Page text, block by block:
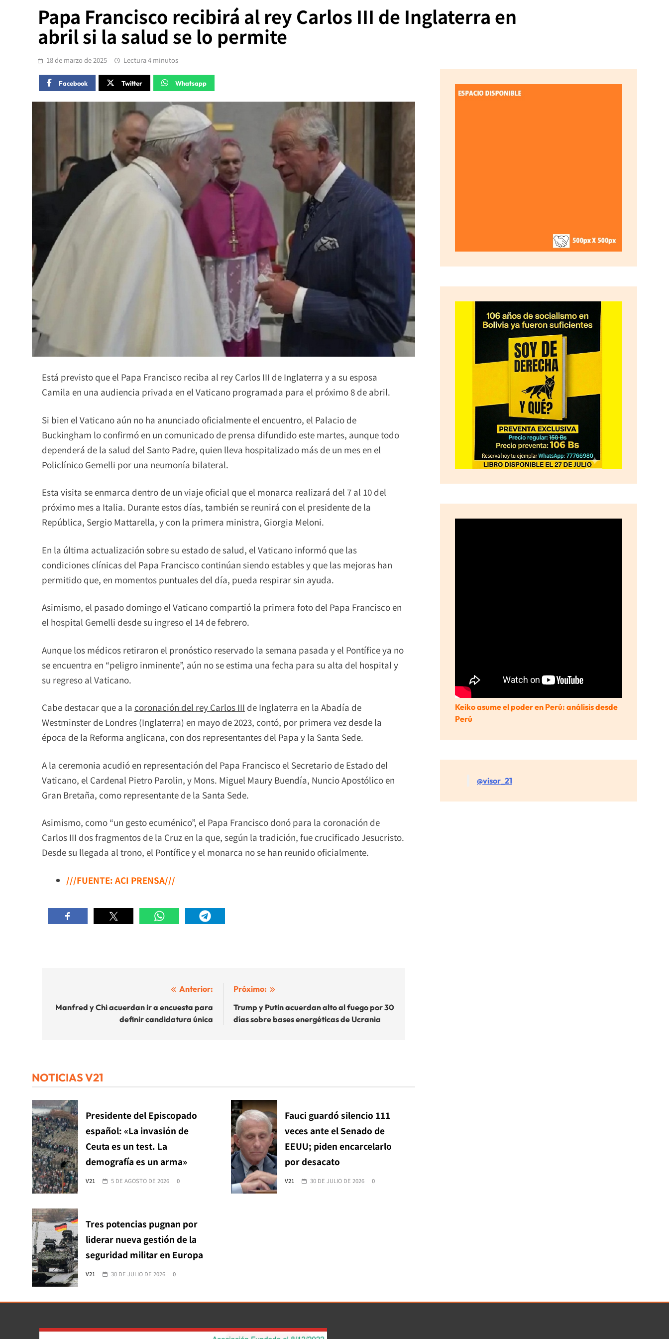
Papa Francisco recibirá al rey Carlos III de Inglaterra en
abril si la salud se lo permite
18 de marzo de 2025 Lectura 4 minutos
Facebook Twitter Whatsapp
Está previsto que el Papa Francisco reciba al rey Carlos III de Inglaterra y a su esposa
Camila en una audiencia privada en el Vaticano programada para el próximo 8 de abril.
Si bien el Vaticano aún no ha anunciado oficialmente el encuentro, el Palacio de
Buckingham lo confirmó en un comunicado de prensa difundido este martes, aunque todo
dependerá de la salud del Santo Padre, quien lleva hospitalizado más de un mes en el
Policlínico Gemelli por una neumonía bilateral.
Esta visita se enmarca dentro de un viaje oficial que el monarca realizará del 7 al 10 del
próximo mes a Italia. Durante estos días, también se reunirá con el presidente de la
República, Sergio Mattarella, y con la primera ministra, Giorgia Meloni.
En la última actualización sobre su estado de salud, el Vaticano informó que las
condiciones clínicas del Papa Francisco continúan siendo estables y que las mejoras han
permitido que, en momentos puntuales del día, pueda respirar sin ayuda.
Asimismo, el pasado domingo el Vaticano compartió la primera foto del Papa Francisco en
el hospital Gemelli desde su ingreso el 14 de febrero.
Aunque los médicos retiraron el pronóstico reservado la semana pasada y el Pontífice ya no
se encuentra en “peligro inminente”, aún no se estima una fecha para su alta del hospital y
su regreso al Vaticano.
Cabe destacar que a la coronación del rey Carlos III de Inglaterra en la Abadía de
Westminster de Londres (Inglaterra) en mayo de 2023, contó, por primera vez desde la
época de la Reforma anglicana, con dos representantes del Papa y la Santa Sede.
A la ceremonia acudió en representación del Papa Francisco el Secretario de Estado del
Vaticano, el Cardenal Pietro Parolin, y Mons. Miguel Maury Buendía, Nuncio Apostólico en
Gran Bretaña, como representante de la Santa Sede.
Asimismo, como “un gesto ecuménico”, el Papa Francisco donó para la coronación de
Carlos III dos fragmentos de la Cruz en la que, según la tradición, fue crucificado Jesucristo.
Desde su llegada al trono, el Pontífice y el monarca no se han reunido oficialmente.
///FUENTE: ACI PRENSA///
de
Anterior:
Manfred y Chi acuerdan ir a encuesta para
definir candidatura única
Próximo:
Trump y Putin acuerdan alto al fuego por 30
días sobre bases energéticas de Ucrania
NOTICIAS V21
Presidente del Episcopado
español: «La invasión de
Ceuta es un test. La
demografía es un arma»
V21 5 DE AGOSTO DE 2026 0
Fauci guardó silencio 111
veces ante el Senado de
EEUU; piden encarcelarlo
por desacato
V21 30 DE JULIO DE 2026 0
Tres potencias pugnan por
liderar nueva gestión de la
seguridad militar en Europa
V21 30 DE JULIO DE 2026 0
Keiko asume el poder en Perú: análisis desde
Perú
@visor_21